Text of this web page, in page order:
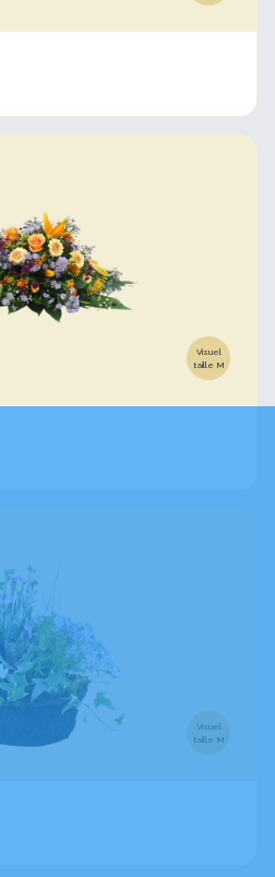
Visuel
taille M
Visuel
taille M